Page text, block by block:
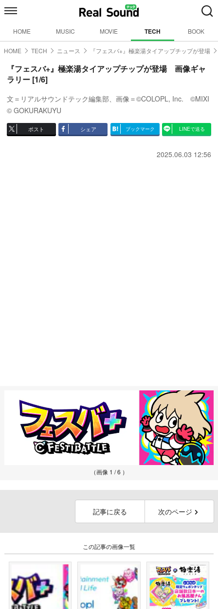
HOME MUSIC MOVIE TECH BOOK
HOME TECH ニュース 『フェスバ+』極楽湯タイアップチップが登場
『フェスバ+』極楽湯タイアップチップが登場 画像ギャ
ラリー [1/6]
文＝リアルサウンドテック編集部、画像＝©COLOPL, Inc. ©MIXI
© GOKURAKUYU
ポスト シェア ブックマーク LINEで送る
2025.06.03 12:56
（画像 1 / 6 ）
記事に戻る 次のページ
この記事の画像一覧